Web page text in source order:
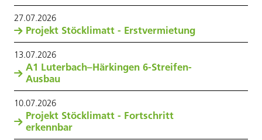
27.07.2026
Projekt Stöcklimatt - Erstvermietung
13.07.2026
A1 Luterbach–Härkingen 6-Streifen-
Ausbau
10.07.2026
Projekt Stöcklimatt - Fortschritt
erkennbar